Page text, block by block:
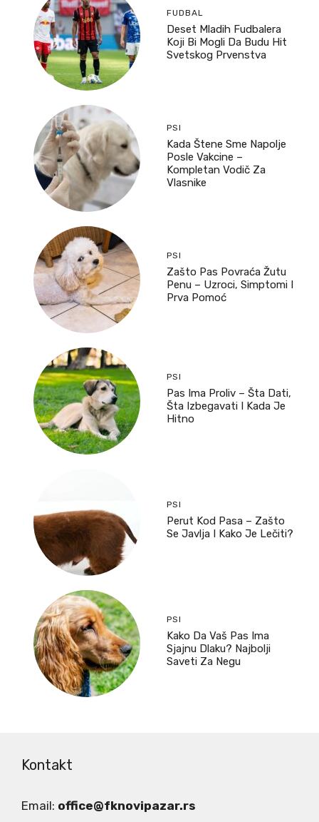
FUDBAL
Deset Mladih Fudbalera
Koji Bi Mogli Da Budu Hit
Svetskog Prvenstva
PSI
Kada Štene Sme Napolje
Posle Vakcine –
Kompletan Vodič Za
Vlasnike
PSI
Zašto Pas Povraća Žutu
Penu – Uzroci, Simptomi I
Prva Pomoć
PSI
Pas Ima Proliv – Šta Dati,
Šta Izbegavati I Kada Je
Hitno
PSI
Perut Kod Pasa – Zašto
Se Javlja I Kako Je Lečiti?
PSI
Kako Da Vaš Pas Ima
Sjajnu Dlaku? Najbolji
Saveti Za Negu
Kontakt
Email: office@fknovipazar.rs